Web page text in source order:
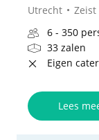
Utrecht
Zeist
6 - 350
33 zalen
Eigen
Lees